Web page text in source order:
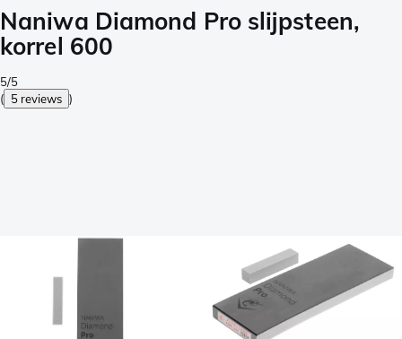
Naniwa Diamond Pro slijpsteen,
korrel 600
5/5
( 5 reviews )